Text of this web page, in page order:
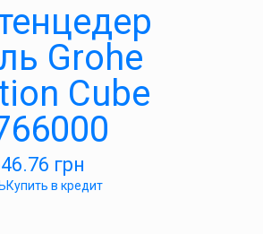
Grohe
Cube
грн
Купить в кредит